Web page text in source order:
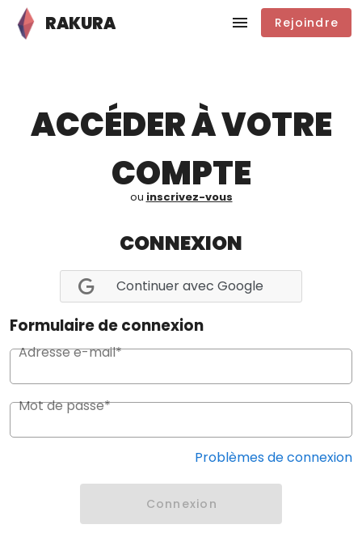
RAKURA Rejoindre
ACCÉDER À VOTRE
COMPTE
ou inscrivez-vous
CONNEXION
Continuer avec Google
Formulaire de connexion
Adresse e-mail*
Mot de passe*
Problèmes de connexion
Connexion